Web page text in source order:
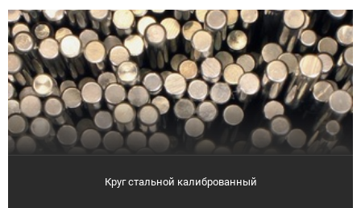
Круг стальной калиброванный